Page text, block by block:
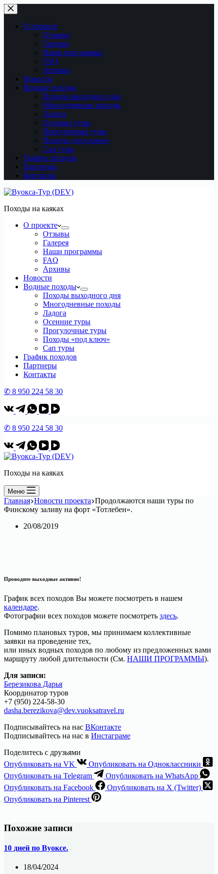
Перейти
к
сути
О проекте
Отзывы
Галерея
Наши программы
FAQ
Архивы
Новости
Водные походы
Походы выходного дня
Многодневные походы
Ладога
Осенние туры
Прогулочные туры
Походы «под ключ»
Сап туры
График походов
Партнеры
Контакты
Походы на каяках
О проекте
Отзывы
Галерея
Наши программы
FAQ
Архивы
Новости
Водные походы
Походы выходного дня
Многодневные походы
Ладога
Осенние туры
Прогулочные туры
Походы «под ключ»
Сап туры
График походов
Партнеры
Контакты
✆ 8 950 224 58 30
✆ 8 950 224 58 30
Походы на каяках
Меню
Главная Новости проекта Продолжаются наши туры по
Финскому заливу на форт «Тотлебен».
20/08/2019
Проводите выходные активно!
График всех походов Вы можете посмотреть в нашем
календаре.
Фотографии всех походов можете посмотреть здесь.
Помимо плановых туров, мы принимаем коллективные
заявки на проведение тех,
или иных водных походов по любому из предложенных вами
маршруту любой длительности (См. НАШИ ПРОГРАММЫ).
Для записи:
Березикова Дарья
Координатор туров
+7 (950) 224-58-30
dasha.berezikova@dev.vuoksatravel.ru
Подписывайтесь на нас ВКонтакте
Подписывайтесь на нас в Инстаграме
Поделитесь с друзьями
Опубликовать на VK
Опубликовать на Одноклассники
Опубликовать на Telegram
Опубликовать на WhatsApp
Опубликовать на Facebook
Опубликовать на X (Twitter)
Опубликовать на Pinterest
Похожие записи
10 дней по Вуоксе.
18/04/2024